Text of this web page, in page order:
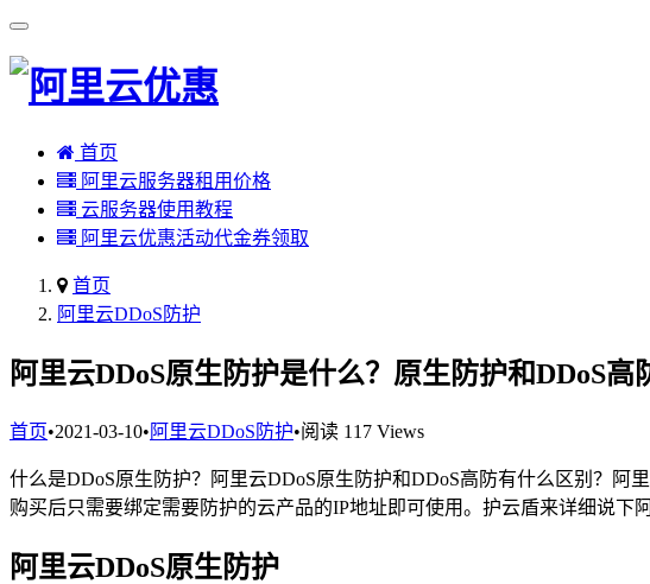
首页
阿里云服务器租用价格
云服务器使用教程
阿里云优惠活动代金券领取
首页
阿里云DDoS防护
阿里云DDoS原生防护是什么？原生防护和DDoS高
首页•2021-03-10• 阿里云DDoS防护•阅读 117 Views
什么是DDoS原生防护？阿里云DDoS原生防护和DDoS高防有什么区别？阿
购买后只需要绑定需要防护的云产品的IP地址即可使用。护云盾来详细说下
阿里云DDoS原生防护